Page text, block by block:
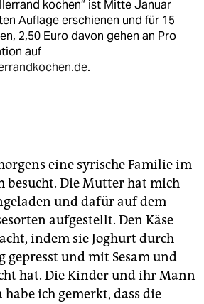
kochen“ ist Mitte Januar
Auflage erschienen und für 15
2,50 Euro davon gehen an Pro
auf
.
„Go for social“.(ab)
eine syrische Familie im
besucht. Die Mutter hat mich
und dafür auf dem
aufgestellt. Den Käse
indem sie Joghurt durch
gepresst und mit Sesam und
hat. Die Kinder und ihr Mann
habe ich gemerkt, dass die